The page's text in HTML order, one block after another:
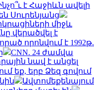
է Հաջիևն ավելի
Սուրենյանց
միջև
վերածվել է
որոնվում է 1992թ.
CNN. 24 ժամվա
նավ է անցել
եք, երբ Ձեզ գովում
Ավտոմեքենայում